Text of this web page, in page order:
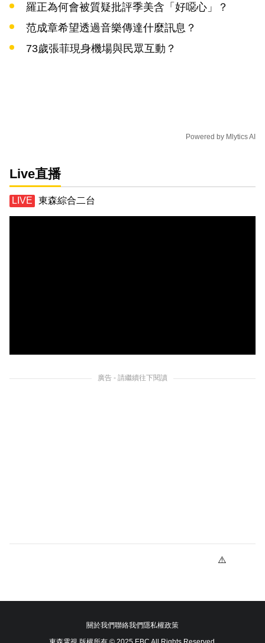
羅正為何會被質疑批評季美含「好噁心」？
范成章希望透過音樂傳達什麼訊息？
73歲張菲現身機場與民眾互動？
Powered by Mlytics AI
Live直播
東森綜合二台
廣告 - 請繼續往下閱讀
關於我們聯絡我們隱私權政策